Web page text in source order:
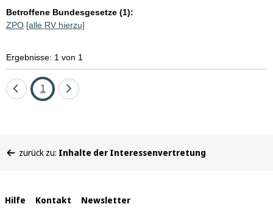
Betroffene Bundesgesetze (1):
ZPO [alle RV hierzu]
Ergebnisse: 1 von 1
EineSeite
1
Eine
befinden
zurück zu: Inhalte der Interessenvertretung
Interne
Hilfe Kontakt Newsletter